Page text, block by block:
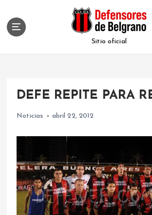
Sitio oficial
DEFE REPITE PARA
Noticias abril 22, 2012